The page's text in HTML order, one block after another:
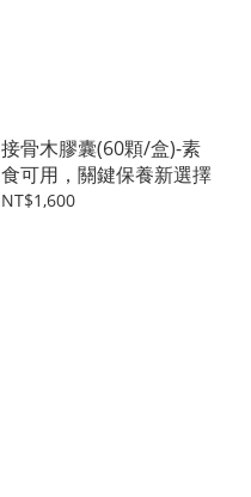
接骨木膠囊(60顆/盒)-素
食可用，關鍵保養新選擇
NT$1,600